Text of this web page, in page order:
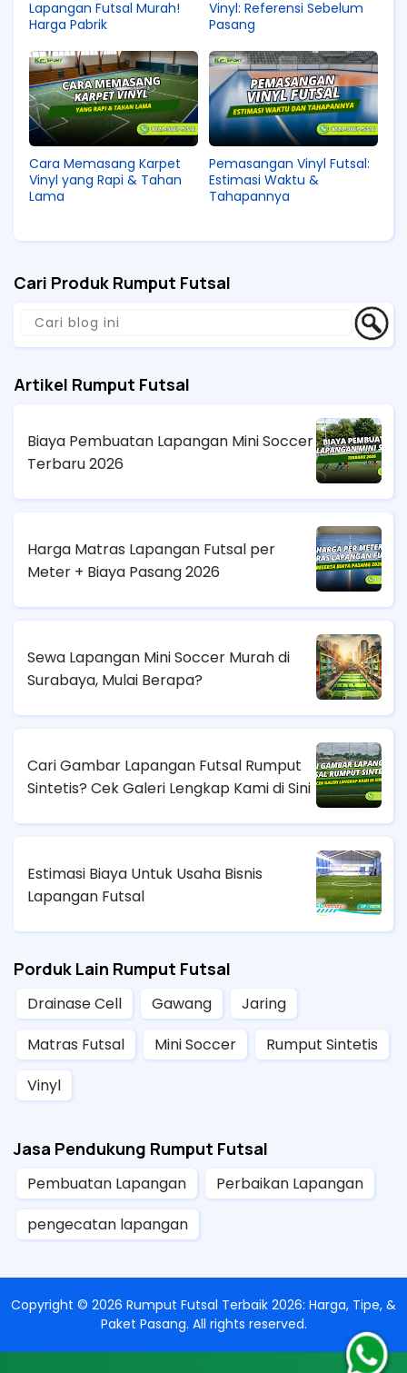
Lapangan Futsal Murah!
Harga Pabrik
Vinyl: Referensi Sebelum
Pasang
Cara Memasang Karpet
Vinyl yang Rapi & Tahan
Lama
Pemasangan Vinyl Futsal:
Estimasi Waktu &
Tahapannya
Cari Produk Rumput Futsal
Artikel Rumput Futsal
Biaya Pembuatan Lapangan Mini Soccer
Terbaru 2026
Harga Matras Lapangan Futsal per
Meter + Biaya Pasang 2026
Sewa Lapangan Mini Soccer Murah di
Surabaya, Mulai Berapa?
Cari Gambar Lapangan Futsal Rumput
Sintetis? Cek Galeri Lengkap Kami di Sini
Estimasi Biaya Untuk Usaha Bisnis
Lapangan Futsal
Porduk Lain Rumput Futsal
Drainase Cell Gawang
Jaring
Matras Futsal
Mini Soccer
Rumput Sintetis
Vinyl
Jasa Pendukung Rumput Futsal
Pembuatan Lapangan
Perbaikan Lapangan
pengecatan lapangan
Copyright © 2026 Rumput Futsal Terbaik 2026: Harga, Tipe, &
Paket Pasang. All rights reserved.